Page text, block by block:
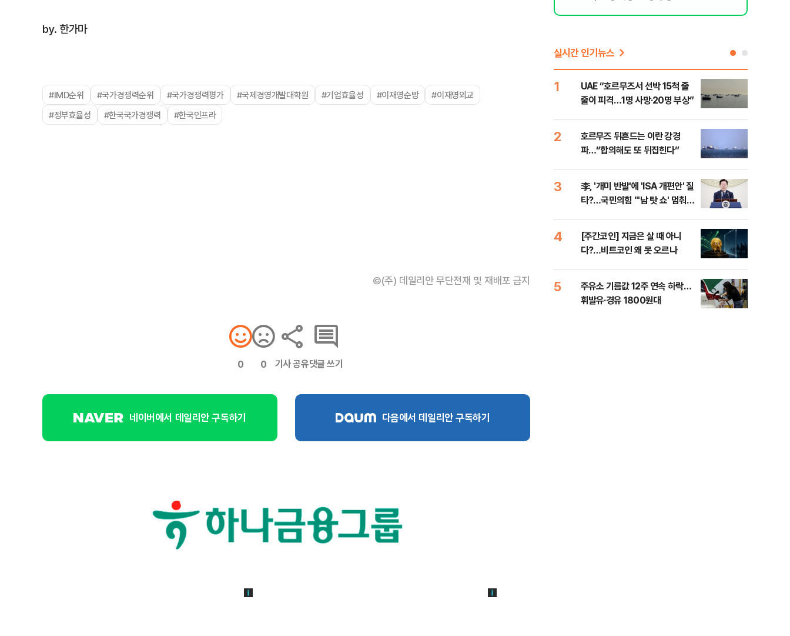
by. 한가마
#IMD순위 #국가경쟁력순위 #국가경쟁력평가 #국제경영개발대학원 #기업효율성 #이재명순방
#이재명외교
#정부효율성
#한국국가경쟁력 #한국인프라
©(주) 데일리안 무단전재 및 재배포 금지
0 0 기사 공유댓글 쓰기
네이버에서 데일리안 구독하기 다음에서 데일리안 구독하기
실시간 인기뉴스
1
UAE “호르무즈서 선박 15척 줄
줄이 피격…1명 사망·20명 부상”
2
호르무즈 뒤흔드는 이란 강경
파…“합의해도 또 뒤집힌다”
3
李, '개미 반발'에 'ISA 개편안' 질
타?…국민의힘 "'남 탓 쇼' 멈춰
4
[주간코인] 지금은 살 때 아니
다?…비트코인 왜 못 오르나
5
주유소 기름값 12주 연속 하락…
휘발유·경유 1800원대